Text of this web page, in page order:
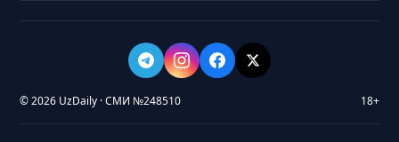
© 2026 UzDaily · СМИ №248510 18+